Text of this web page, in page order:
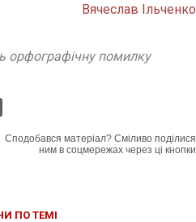
Вячеслав Ільченко
орфографічну помилку
Сподобався матеріал? Сміливо поділися
ним в соцмережах через ці кнопки
ПО ТЕМІ